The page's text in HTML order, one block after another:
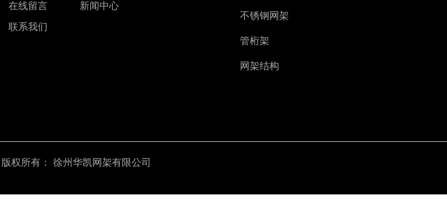
在线留言
联系我们
新闻中心
不锈钢网架
管桁架
网架结构
版权所有： 徐州华凯网架有限公司